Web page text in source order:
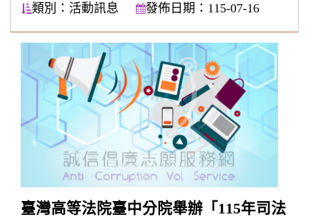
類別：活動訊息 發佈日期：115-07-16
臺灣高等法院臺中分院舉辦「115年司法